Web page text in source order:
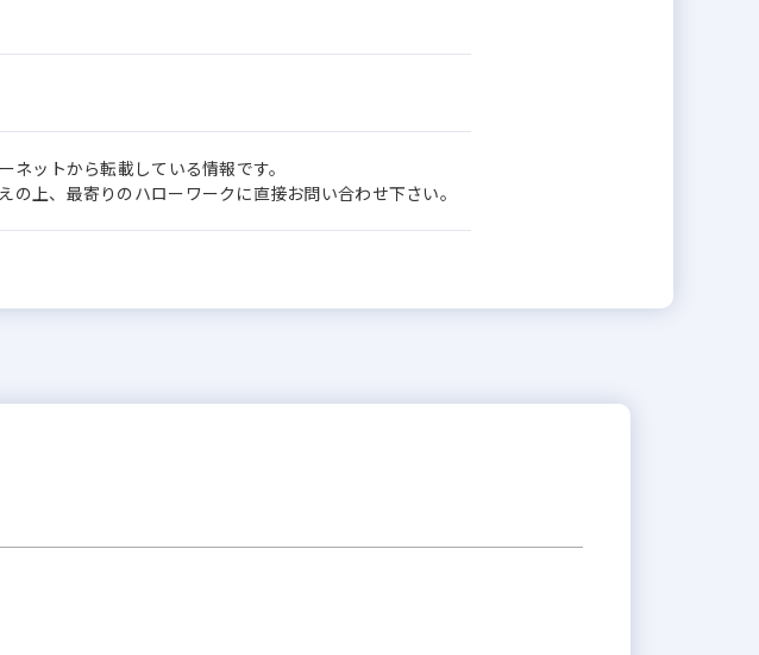
ットから転載している情報です。
上、最寄りのハローワークに直接お問い合わせ下さい。